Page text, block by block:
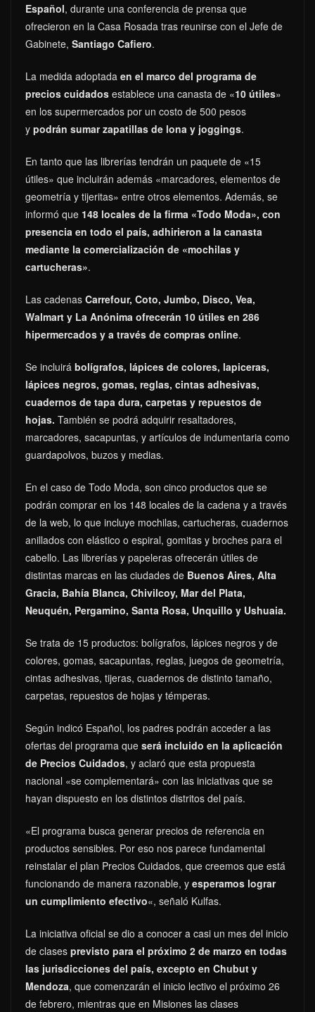
Español, durante una conferencia de prensa que
ofrecieron en la Casa Rosada tras reunirse con el Jefe de
Gabinete, Santiago Cafiero.
La medida adoptada en el marco del programa de
precios cuidados establece una canasta de «10 útiles»
en los supermercados por un costo de 500 pesos
y podrán sumar zapatillas de lona y joggings.
En tanto que las librerías tendrán un paquete de «15
útiles» que incluirán además «marcadores, elementos de
geometría y tijeritas» entre otros elementos. Además, se
informó que 148 locales de la firma «Todo Moda», con
presencia en todo el país, adhirieron a la canasta
mediante la comercialización de «mochilas y
cartucheras».
Las cadenas Carrefour, Coto, Jumbo, Disco, Vea,
Walmart y La Anónima ofrecerán 10 útiles en 286
hipermercados y a través de compras online.
Se incluirá bolígrafos, lápices de colores, lapiceras,
lápices negros, gomas, reglas, cintas adhesivas,
cuadernos de tapa dura, carpetas y repuestos de
hojas. También se podrá adquirir resaltadores,
marcadores, sacapuntas, y artículos de indumentaria como
guardapolvos, buzos y medias.
En el caso de Todo Moda, son cinco productos que se
podrán comprar en los 148 locales de la cadena y a través
de la web, lo que incluye mochilas, cartucheras, cuadernos
anillados con elástico o espiral, gomitas y broches para el
cabello. Las librerías y papeleras ofrecerán útiles de
distintas marcas en las ciudades de Buenos Aires, Alta
Gracia, Bahía Blanca, Chivilcoy, Mar del Plata,
Neuquén, Pergamino, Santa Rosa, Unquillo y Ushuaia.
Se trata de 15 productos: bolígrafos, lápices negros y de
colores, gomas, sacapuntas, reglas, juegos de geometría,
cintas adhesivas, tijeras, cuadernos de distinto tamaño,
carpetas, repuestos de hojas y témperas.
Según indicó Español, los padres podrán acceder a las
ofertas del programa que será incluido en la aplicación
de Precios Cuidados, y aclaró que esta propuesta
nacional «se complementará» con las iniciativas que se
hayan dispuesto en los distintos distritos del país.
«El programa busca generar precios de referencia en
productos sensibles. Por eso nos parece fundamental
reinstalar el plan Precios Cuidados, que creemos que está
funcionando de manera razonable, y esperamos lograr
un cumplimiento efectivo«, señaló Kulfas.
La iniciativa oficial se dio a conocer a casi un mes del inicio
de clases previsto para el próximo 2 de marzo en todas
las jurisdicciones del país, excepto en Chubut y
Mendoza, que comenzarán el inicio lectivo el próximo 26
de febrero, mientras que en Misiones las clases